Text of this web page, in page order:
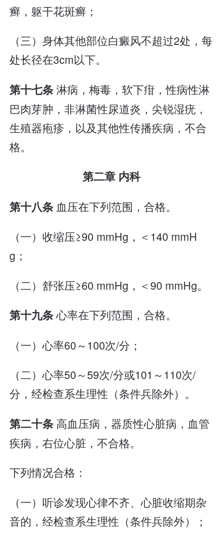
癣，躯干花斑癣；
（三）身体其他部位白癜风不超过2处，每
处长径在3cm以下。
第十七条淋病，梅毒，软下疳，性病性淋
巴肉芽肿，非淋菌性尿道炎，尖锐湿疣，
生殖器疱疹，以及其他性传播疾病，不合
格。
第二章 内科
第十八条 血压在下列范围，合格。
（一）收缩压≥90 mmHg，＜140 mmH
g；
（二）舒张压≥60 mmHg，＜90 mmHg。
第十九条心率在下列范围，合格。
（一）心率60～100次/分；
（二）心率50～59次/分或101～110次/
分，经检查系生理性（条件兵除外）。
第二十条 高血压病，器质性心脏病，血管
疾病，右位心脏，不合格。
下列情况合格：
（一）听诊发现心律不齐、心脏收缩期杂
音的，经检查系生理性（条件兵除外）；